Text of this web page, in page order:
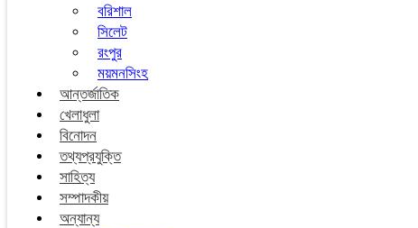
বরিশাল
সিলেট
রংপুর
ময়মনসিংহ
আন্তর্জাতিক
খেলাধুলা
বিনোদন
তথ্যপ্রযুক্তি
সাহিত্য
সম্পাদকীয়
অন্যান্য